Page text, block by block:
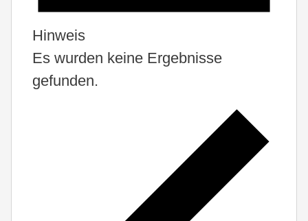
Hinweis
Es wurden keine Ergebnisse
gefunden.